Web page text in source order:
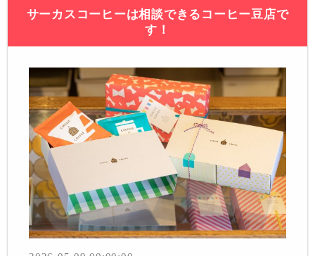
サーカスコーヒーは相談できるコーヒー豆店で
す！